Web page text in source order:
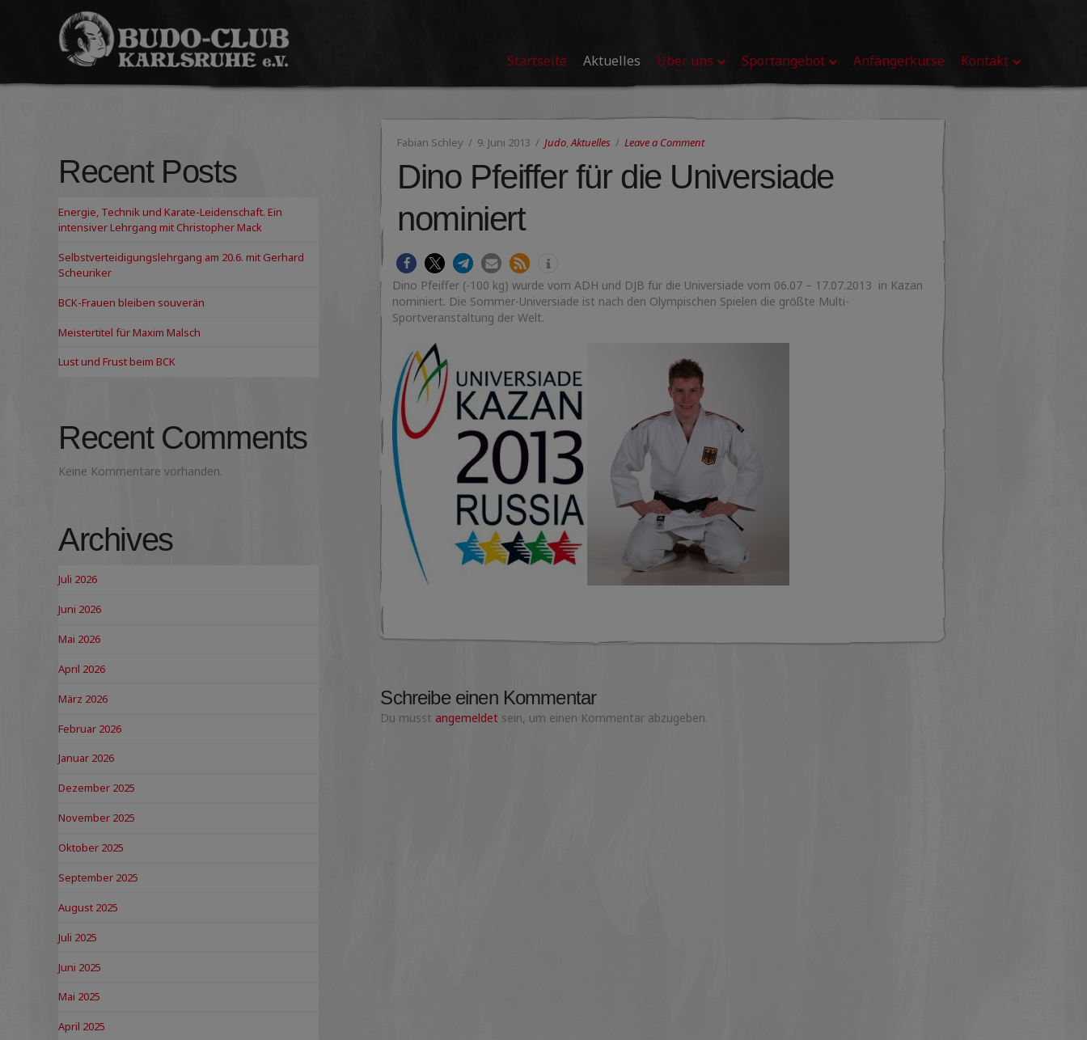
Budo-
Club
e.V.
Startseite Aktuelles Über uns Sportangebot Anfängerkurse Kontakt
Fabian Schley 9. Juni 2013 Judo, Aktuelles Leave a Comment
Dino Pfeiffer für die Universiade
nominiert
Dino Pfeiffer (-100 kg) wurde vom ADH und DJB für die Universiade vom 06.07 – 17.07.2013 in Kazan
nominiert. Die Sommer-Universiade ist nach den Olympischen Spielen die größte Multi-
Sportveranstaltung der Welt.
Schreibe einen Kommentar
Du musst angemeldet sein, um einen Kommentar abzugeben.
Recent Posts
Energie, Technik und Karate-Leidenschaft. Ein
intensiver Lehrgang mit Christopher Mack
Selbstverteidigungslehrgang am 20.6. mit Gerhard
Scheuriker
BCK-Frauen bleiben souverän
Meistertitel für Maxim Malsch
Lust und Frust beim BCK
Recent Comments
Keine Kommentare vorhanden.
Archives
Juli 2026
Juni 2026
Mai 2026
April 2026
März 2026
Februar 2026
Januar 2026
Dezember 2025
November 2025
Oktober 2025
September 2025
August 2025
Juli 2025
Juni 2025
Mai 2025
April 2025